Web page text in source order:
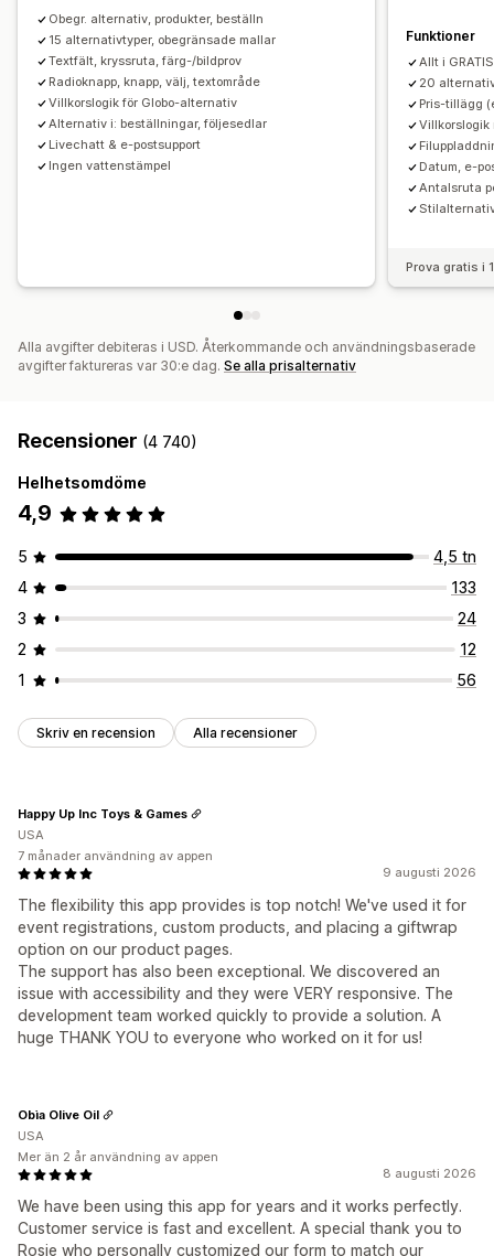
Tilläggsavgifter för varianter Konfigurationsavgifter
Tilläggsavgift
Lager
Dölj slutsålda SKU-hantering Manuella uppdateringar
Automatiska uppdateringar
Obegr. alternativ, produkter, beställn
15 alternativtyper, obegränsade mallar
Textfält, kryssruta, färg-/bildprov
Radioknapp, knapp, välj, textområde
Villkorslogik för Globo-alternativ
Alternativ i: beställningar, följesedlar
Livechatt & e-postsupport
Ingen vattenstämpel
Funktioner
Allt i
20
Pris-tillägg
Datum, e-
Antalsruta
Prova gratis i
Alla avgifter debiteras i USD. Återkommande och användningsbaserade
avgifter faktureras var 30:e dag. Se alla prisalternativ
Recensioner (4 740)
Helhetsomdöme
4,9
5
4,5 tn
4
133
3
24
2
12
1
56
Skriv en recension Alla recensioner
9 augusti 2026
The flexibility this app provides is top notch! We've used it for
event registrations, custom products, and placing a giftwrap
option on our product pages.
The support has also been exceptional. We discovered an
issue with accessibility and they were VERY responsive. The
development team worked quickly to provide a solution. A
huge THANK YOU to everyone who worked on it for us!
Happy Up Inc Toys & Games
USA
7 månader användning av appen
8 augusti 2026
We have been using this app for years and it works perfectly.
Customer service is fast and excellent. A special thank you to
Rosie who personally customized our form to match our
Obìa Olive Oil
USA
Mer än 2 år användning av appen